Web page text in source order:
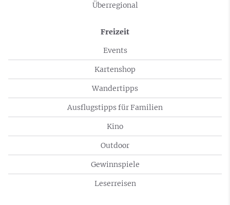
Überregional
Freizeit
Events
Kartenshop
Wandertipps
Ausflugstipps für Familien
Kino
Outdoor
Gewinnspiele
Leserreisen